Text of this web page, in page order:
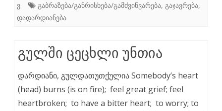
ვ
გაბრაზება/განრისხება/გამძვინვარება, გაჯავრება,
დადარდიანება
გულში ცეცხლი უნთია
დარდიანი, გულდათუთქულია Somebody’s heart
(head) burns (is on fire); feel great grief; feel
heartbroken; to have a bitter heart; to worry; to